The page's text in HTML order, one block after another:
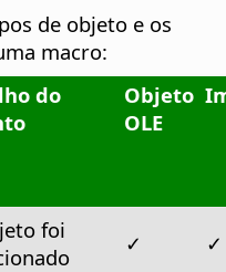
de objeto e os
macro:
do
Objeto
OLE
foi
✓ ✓